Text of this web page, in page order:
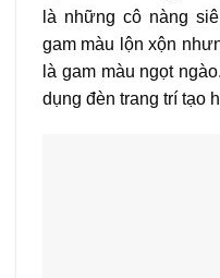
là những cô nàng
gam màu lộn xộn
là gam màu ngọt
dụng đèn trang trí tạo